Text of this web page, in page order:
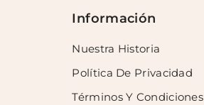
Información
Nuestra Historia
Política De Privacidad
Términos Y Condiciones